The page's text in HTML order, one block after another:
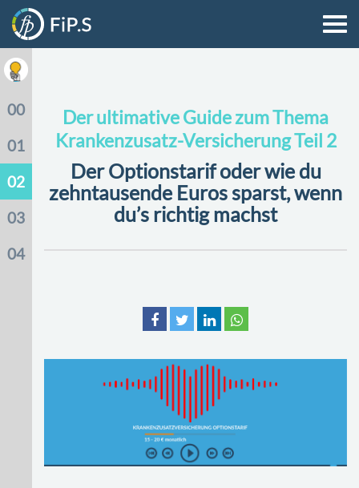
00
01
02
03
04
ja
Der ultimative Guide zum Thema
Krankenzusatz-Versicherung Teil 2
Der Optionstarif oder wie du
zehntausende Euros sparst, wenn
du’s richtig machst